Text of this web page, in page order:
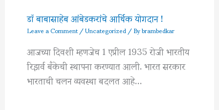
डॉ बाबासाहेब आंबेडकरांचे आर्थिक योगदान !
Leave a Comment/Uncategorized/ Bybrambedkar
आजच्या दिवशी म्हणजेच 1 एप्रील 1935 रोजी भारतीय
रिझर्व बँकेची स्थापना करण्यात आली. भारत सरकार
भारताची चलन व्यवस्था बदलत आहे…